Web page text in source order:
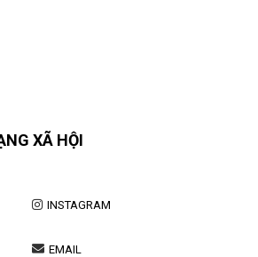
XÃ HỘI
INSTAGRAM
EMAIL